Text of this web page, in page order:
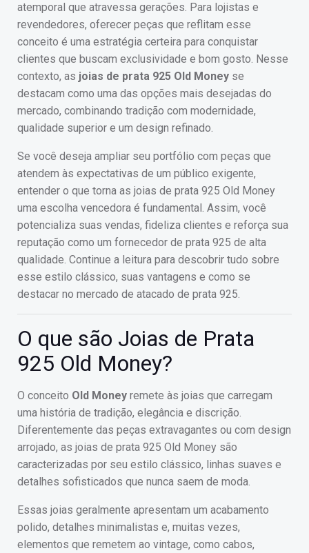
atemporal que atravessa gerações. Para lojistas e
revendedores, oferecer peças que reflitam esse
conceito é uma estratégia certeira para conquistar
clientes que buscam exclusividade e bom gosto. Nesse
contexto, as joias de prata 925 Old Money se
destacam como uma das opções mais desejadas do
mercado, combinando tradição com modernidade,
qualidade superior e um design refinado.
Se você deseja ampliar seu portfólio com peças que
atendem às expectativas de um público exigente,
entender o que torna as joias de prata 925 Old Money
uma escolha vencedora é fundamental. Assim, você
potencializa suas vendas, fideliza clientes e reforça sua
reputação como um fornecedor de prata 925 de alta
qualidade. Continue a leitura para descobrir tudo sobre
esse estilo clássico, suas vantagens e como se
destacar no mercado de atacado de prata 925.
O que são Joias de Prata
925 Old Money?
O conceito Old Money remete às joias que carregam
uma história de tradição, elegância e discrição.
Diferentemente das peças extravagantes ou com design
arrojado, as joias de prata 925 Old Money são
caracterizadas por seu estilo clássico, linhas suaves e
detalhes sofisticados que nunca saem de moda.
Essas joias geralmente apresentam um acabamento
polido, detalhes minimalistas e, muitas vezes,
elementos que remetem ao vintage, como cabos,